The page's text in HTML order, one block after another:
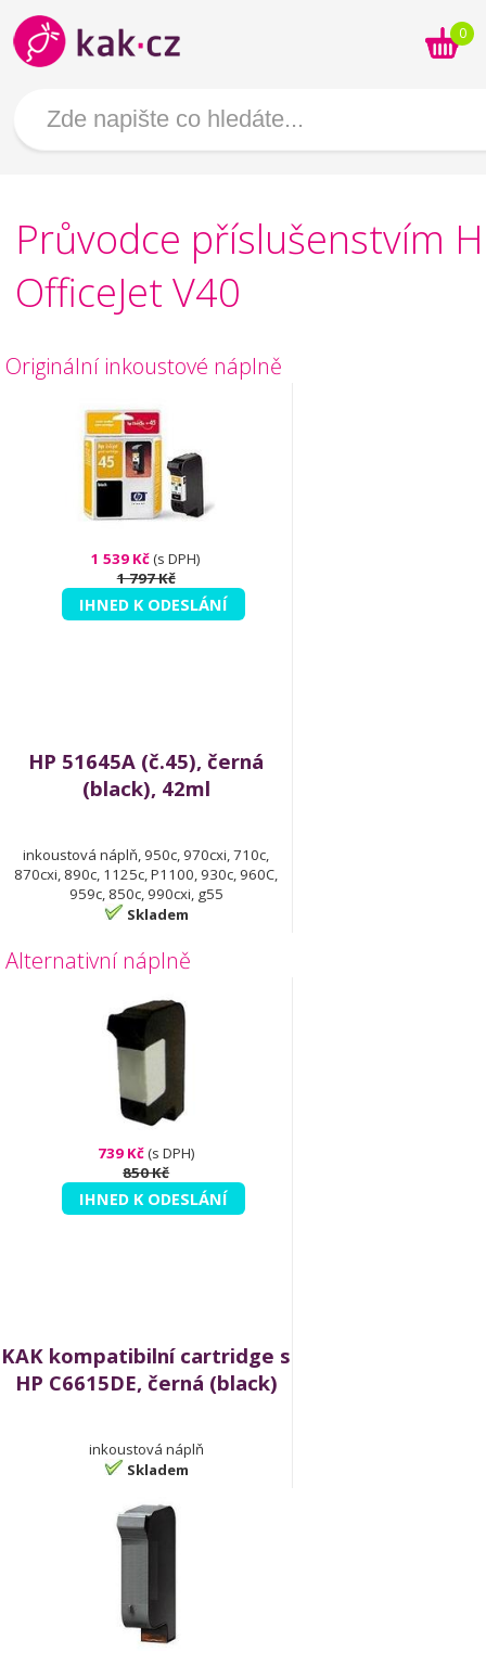
0
Průvodce příslušenstvím
OfficeJet V40
Originální inkoustové náplně
1 539 Kč(s DPH)
1 797 Kč
IHNED K ODESLÁNÍ
HP 51645A (č.45), černá
(black), 42ml
inkoustová náplň, 950c, 970cxi, 710c,
870cxi, 890c, 1125c, P1100, 930c, 960C,
959c, 850c, 990cxi, g55
Skladem
Alternativní náplně
739 Kč(s DPH)
850 Kč
IHNED K ODESLÁNÍ
KAK kompatibilní cartridge s
HP C6615DE, černá (black)
inkoustová náplň
Skladem